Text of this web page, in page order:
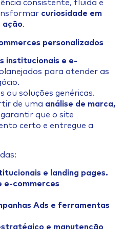
consistente, fluida e
curiosidade em
ação.
personalizados
institucionais e e-
para atender as
ou soluções genéricas.
de uma análise de marca,
que o site
certo e entregue a
e landing pages.
e-commerces
Ads e ferramentas
e manutenção